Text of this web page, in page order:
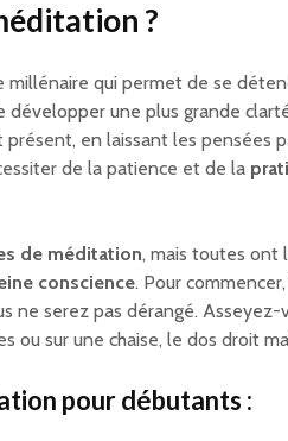
?
millénaire qui permet de se
développer une plus grande
en laissant les pensées
de la patience et de la
de méditation, mais toutes ont
conscience. Pour
ne serez pas dérangé.
ou sur une chaise, le dos droit
pour débutants :